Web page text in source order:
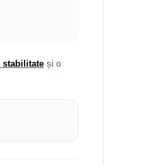
stabilitate și o